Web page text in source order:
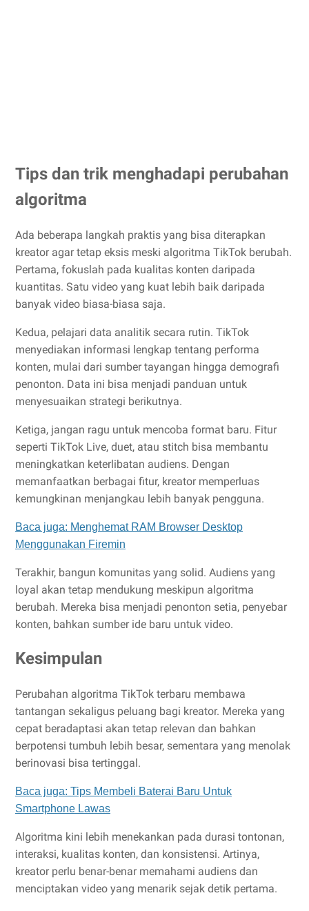
Tips dan trik menghadapi perubahan
algoritma
Ada beberapa langkah praktis yang bisa diterapkan
kreator agar tetap eksis meski algoritma TikTok berubah.
Pertama, fokuslah pada kualitas konten daripada
kuantitas. Satu video yang kuat lebih baik daripada
banyak video biasa-biasa saja.
Kedua, pelajari data analitik secara rutin. TikTok
menyediakan informasi lengkap tentang performa
konten, mulai dari sumber tayangan hingga demografi
penonton. Data ini bisa menjadi panduan untuk
menyesuaikan strategi berikutnya.
Ketiga, jangan ragu untuk mencoba format baru. Fitur
seperti TikTok Live, duet, atau stitch bisa membantu
meningkatkan keterlibatan audiens. Dengan
memanfaatkan berbagai fitur, kreator memperluas
kemungkinan menjangkau lebih banyak pengguna.
Baca juga: Menghemat RAM Browser Desktop
Menggunakan Firemin
Terakhir, bangun komunitas yang solid. Audiens yang
loyal akan tetap mendukung meskipun algoritma
berubah. Mereka bisa menjadi penonton setia, penyebar
konten, bahkan sumber ide baru untuk video.
Kesimpulan
Perubahan algoritma TikTok terbaru membawa
tantangan sekaligus peluang bagi kreator. Mereka yang
cepat beradaptasi akan tetap relevan dan bahkan
berpotensi tumbuh lebih besar, sementara yang menolak
berinovasi bisa tertinggal.
Baca juga: Tips Membeli Baterai Baru Untuk
Smartphone Lawas
Algoritma kini lebih menekankan pada durasi tontonan,
interaksi, kualitas konten, dan konsistensi. Artinya,
kreator perlu benar-benar memahami audiens dan
menciptakan video yang menarik sejak detik pertama.